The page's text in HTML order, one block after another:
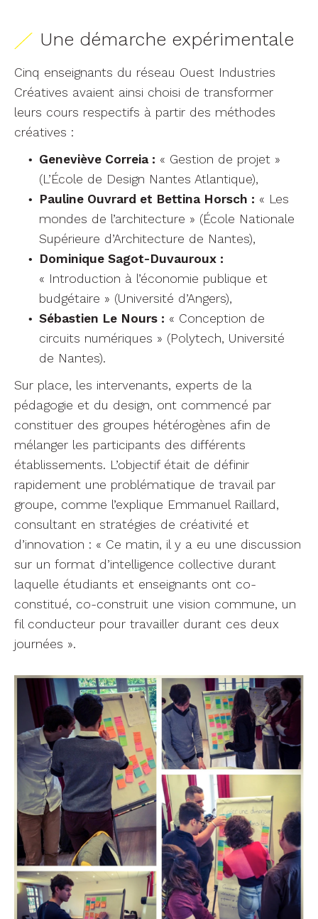
Une démarche expérimentale
Cinq enseignants du réseau Ouest Industries
Créatives avaient ainsi choisi de transformer
leurs cours respectifs à partir des méthodes
créatives :
Geneviève Correia : « Gestion de projet »
(L’École de Design Nantes Atlantique),
Pauline Ouvrard et Bettina Horsch : « Les
mondes de l’architecture » (École Nationale
Supérieure d’Architecture de Nantes),
Dominique Sagot-Duvauroux :
« Introduction à l’économie publique et
budgétaire » (Université d’Angers),
Sébastien Le Nours : « Conception de
circuits numériques » (Polytech, Université
de Nantes).
Sur place, les intervenants, experts de la
pédagogie et du design, ont commencé par
constituer des groupes hétérogènes afin de
mélanger les participants des différents
établissements. L’objectif était de définir
rapidement une problématique de travail par
groupe, comme l’explique Emmanuel Raillard,
consultant en stratégies de créativité et
d’innovation : « Ce matin, il y a eu une discussion
sur un format d’intelligence collective durant
laquelle étudiants et enseignants ont co-
constitué, co-construit une vision commune, un
fil conducteur pour travailler durant ces deux
journées ».